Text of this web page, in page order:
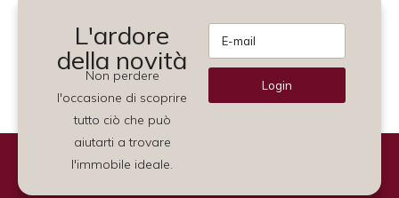
L'ardore
della novità
Non perdere
l'occasione di scoprire
tutto ciò che può
aiutarti a trovare
l'immobile ideale.
Login